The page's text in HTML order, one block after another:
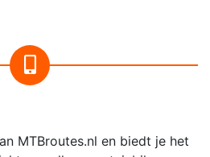
MTBroutes.nl en biedt je het